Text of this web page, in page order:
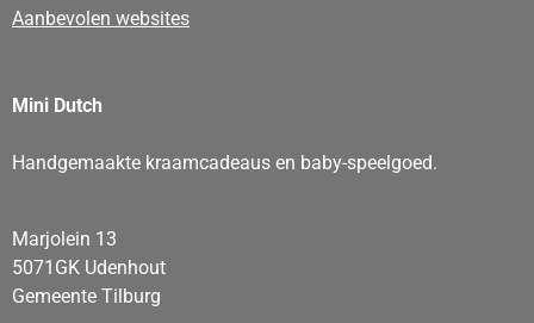
Aanbevolen websites
Mini Dutch
Handgemaakte kraamcadeaus en baby-speelgoed.
Marjolein 13
5071GK Udenhout
Gemeente Tilburg